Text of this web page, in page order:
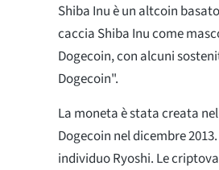
Shiba Inu è un altcoin
caccia Shiba Inu come
Dogecoin, con alcuni
Dogecoin".
La moneta è stata creata
Dogecoin nel dicembre
individuo Ryoshi. Le